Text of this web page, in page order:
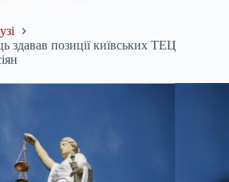
здавав позиції київських ТЕЦ